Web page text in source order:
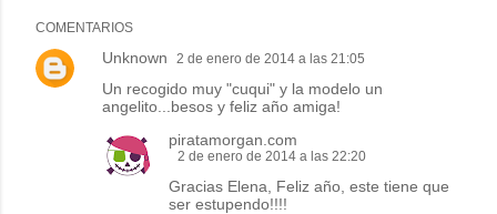
COMENTARIOS
Unknown 2 de enero de 2014 a las 21:05
Un recogido muy "cuqui" y la modelo un
angelito...besos y feliz año amiga!
piratamorgan.com
2 de enero de 2014 a las 22:20
Gracias Elena, Feliz año, este tiene que
ser estupendo!!!!